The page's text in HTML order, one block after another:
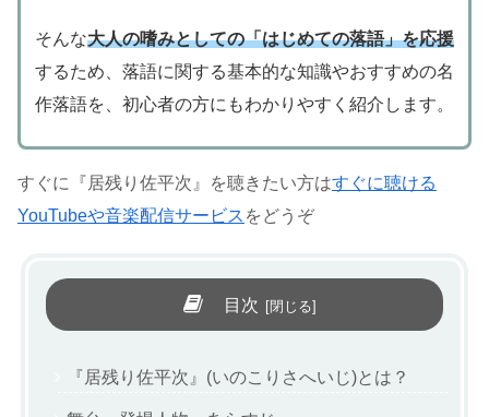
そんな大人の嗜みとしての「はじめての落語」を応援
するため、落語に関する基本的な知識やおすすめの名
作落語を、初心者の方にもわかりやすく紹介します。
すぐに『居残り佐平次』を聴きたい方はすぐに聴ける
YouTubeや音楽配信サービス をどうぞ
目次
『居残り佐平次』(いのこりさへいじ)とは？